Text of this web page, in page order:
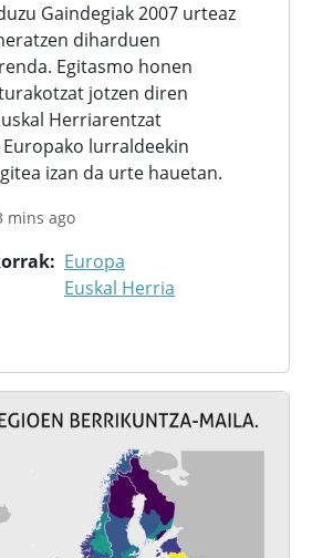
Gaindegiak 2007 urteaz
diharduen
Egitasmo honen
jotzen diren
Herriarentzat
lurraldeekin
izan da urte hauetan.
mins ago
Europa
Euskal Herria